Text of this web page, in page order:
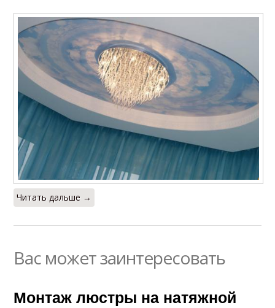
Читать дальше →
Вас может заинтересовать
Монтаж люстры на натяжной